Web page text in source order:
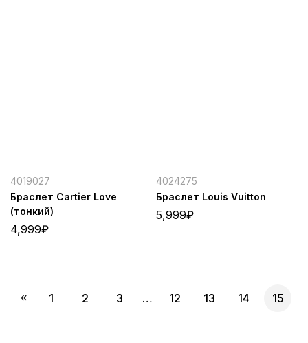
4019027
Браслет Cartier Love
(тонкий)
4,999₽
4024275
Браслет Louis Vuitton
5,999₽
1 2 3 … 12 13 14 15